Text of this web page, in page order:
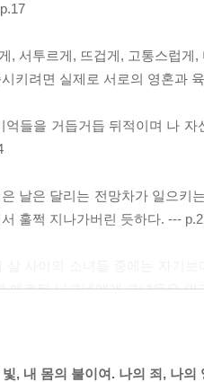
, 서투르게, 뜨겁게, 고통스럽
키려면 실제로 서로의 영혼과
억들을 거듭거듭 뒤적이며 나
날은 달리는 전망차가 일으키
훌쩍 지나가버린 듯하다. ---
매료된 나그네에게 그녀들은 인
같은 부류는 남들이 들어갈
, 내 몸의 불이여. 나의 죄, 나의